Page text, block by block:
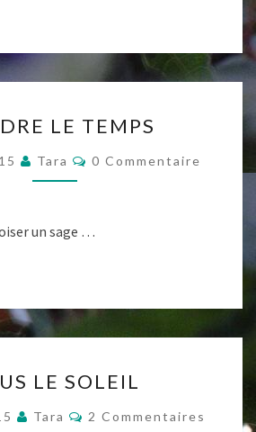
LE
TEMPS
LE TEMPS
Tara Commentaires
0 Commentaire
un sage …
LE
SOLEIL
LE SOLEIL
Tara Commentaires
2 Commentaires